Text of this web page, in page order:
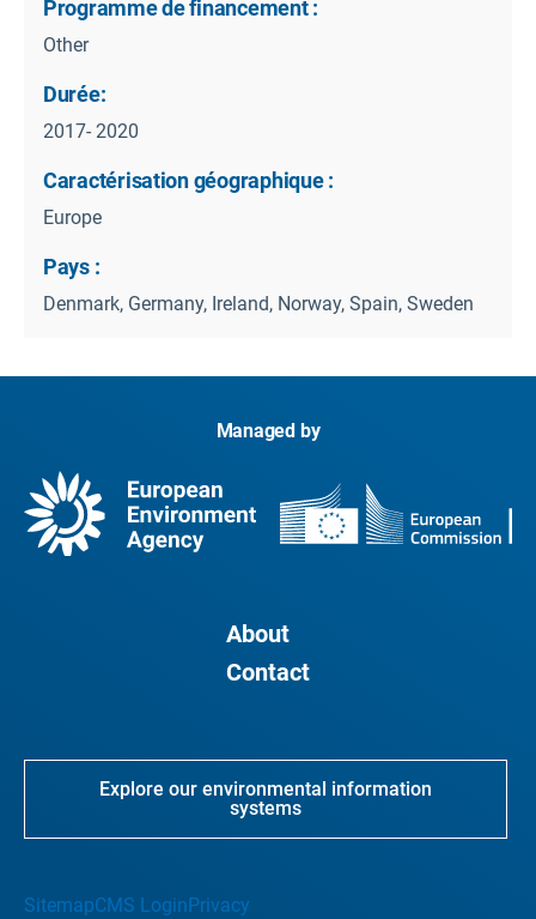
Programme de financement :
Other
Durée:
2017- 2020
Caractérisation géographique :
Europe
Pays :
Denmark, Germany, Ireland, Norway, Spain, Sweden
Managed by
About
Contact
Explore our environmental information
systems
SitemapCMS Login Privacy